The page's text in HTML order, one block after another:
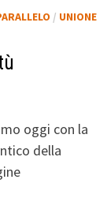
/ UNIONE
oggi con la
della